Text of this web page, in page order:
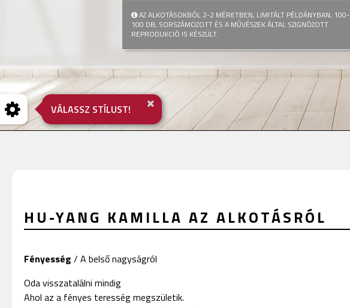
AZ ALKOTÁSOKBÓL 2-2 MÉRETBEN, LIMITÁLT PÉLDÁNYBAN, 100-
100 DB, SORSZÁMOZOTT ÉS A MŰVÉSZEK ÁLTAL SZIGNÓZOTT
REPRODUKCIÓ IS KÉSZÜLT.
VÁLASSZ STÍLUST!
HU-YANG KAMILLA AZ ALKOTÁSRÓL
Fényesség / A belső nagyságról
Oda visszatalálni mindig
Ahol az a fényes teresség megszületik.